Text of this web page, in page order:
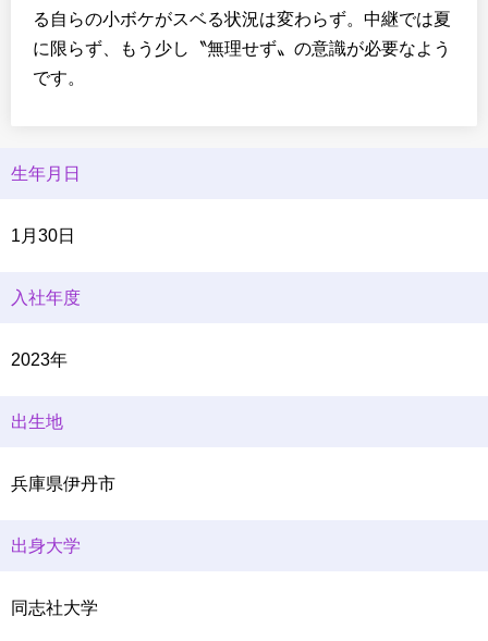
る自らの小ボケがスベる状況は変わらず。中継では夏
に限らず、もう少し〝無理せず〟の意識が必要なよう
です。
生年月日
1月30日
入社年度
2023年
出生地
兵庫県伊丹市
出身大学
同志社大学